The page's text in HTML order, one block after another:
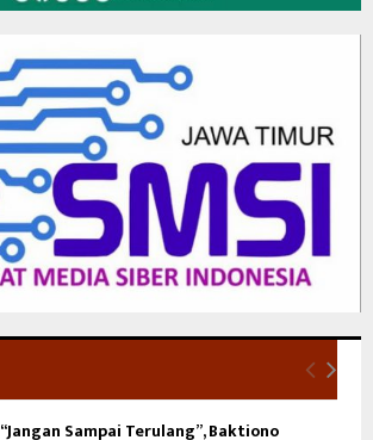
“Jangan Sampai Terulang”, Baktiono